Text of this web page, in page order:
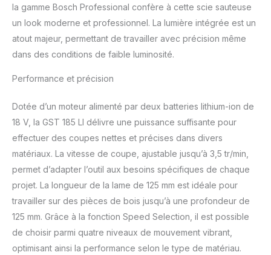
la gamme Bosch Professional confère à cette scie sauteuse
un look moderne et professionnel. La lumière intégrée est un
atout majeur, permettant de travailler avec précision même
dans des conditions de faible luminosité.
Performance et précision
Dotée d’un moteur alimenté par deux batteries lithium-ion de
18 V, la GST 185 LI délivre une puissance suffisante pour
effectuer des coupes nettes et précises dans divers
matériaux. La vitesse de coupe, ajustable jusqu’à 3,5 tr/min,
permet d’adapter l’outil aux besoins spécifiques de chaque
projet. La longueur de la lame de 125 mm est idéale pour
travailler sur des pièces de bois jusqu’à une profondeur de
125 mm. Grâce à la fonction Speed Selection, il est possible
de choisir parmi quatre niveaux de mouvement vibrant,
optimisant ainsi la performance selon le type de matériau.